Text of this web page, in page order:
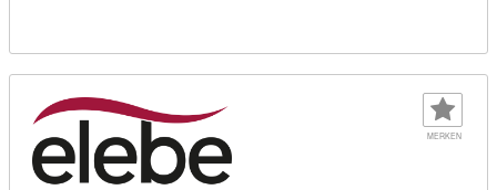
MERKEN